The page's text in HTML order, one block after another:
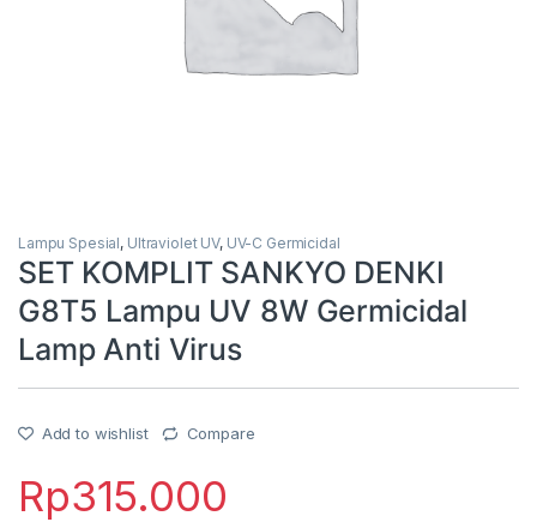
Lampu Spesial, Ultraviolet UV, UV-C Germicidal
SET KOMPLIT SANKYO DENKI
G8T5 Lampu UV 8W Germicidal
Lamp Anti Virus
Add to wishlist Compare
Rp315.000